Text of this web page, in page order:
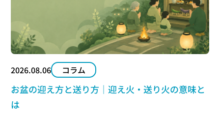
2026.08.06 コラム
お盆の迎え方と送り方｜迎え火・送り火の意味と
は